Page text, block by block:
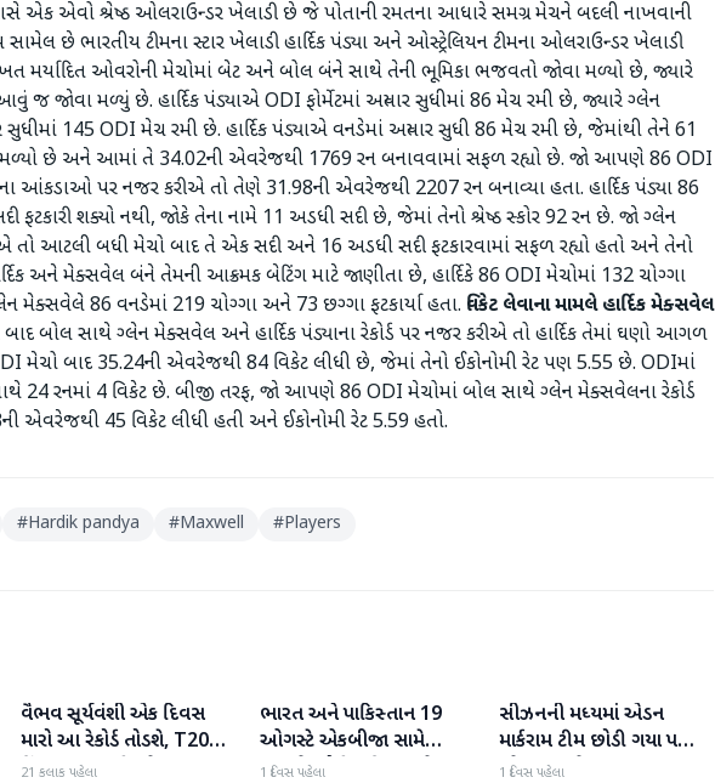
પાસે એક એવો શ્રેષ્ઠ ઓલરાઉન્ડર ખેલાડી છે જે પોતાની રમતના આધારે સમગ્ર મેચને બદલી નાખવાની
છે ભારતીય ટીમના સ્ટાર ખેલાડી હાર્દિક પંડ્યા અને ઓસ્ટ્રેલિયન ટીમના ઓલરાઉન્ડર ખેલાડી
મર્યાદિત ઓવરોની મેચોમાં બેટ અને બોલ બંને સાથે તેની ભૂમિકા ભજવતો જોવા મળ્યો છે, જ્યારે
જોવા મળ્યું છે. હાર્દિક પંડ્યાએ ODI ફોર્મેટમાં અત્યાર સુધીમાં 86 મેચ રમી છે, જ્યારે ગ્લેન
સુધીમાં 145 ODI મેચ રમી છે. હાર્દિક પંડ્યાએ વનડેમાં અત્યાર સુધી 86 મેચ રમી છે, જેમાંથી તેને 61
મળ્યો છે અને આમાં તે 34.02ની એવરેજથી 1769 રન બનાવવામાં સફળ રહ્યો છે. જો આપણે 86 ODI
આંકડાઓ પર નજર કરીએ તો તેણે 31.98ની એવરેજથી 2207 રન બનાવ્યા હતા. હાર્દિક પંડ્યા 86
શક્યો નથી, જોકે તેના નામે 11 અડધી સદી છે, જેમાં તેનો શ્રેષ્ઠ સ્કોર 92 રન છે. જો ગ્લેન
તો આટલી બધી મેચો બાદ તે એક સદી અને 16 અડધી સદી ફટકારવામાં સફળ રહ્યો હતો અને તેનો
અને મેક્સવેલ બંને તેમની આક્રમક બેટિંગ માટે જાણીતા છે, હાર્દિકે 86 ODI મેચોમાં 132 ચોગ્ગા
મેક્સવેલે 86 વનડેમાં 219 ચોગ્ગા અને 73 છગ્ગા ફટકાર્યા હતા. વિકેટ લેવાના મામલે હાર્દિક મેક્સવેલ
બોલ સાથે ગ્લેન મેક્સવેલ અને હાર્દિક પંડ્યાના રેકોર્ડ પર નજર કરીએ તો હાર્દિક તેમાં ઘણો આગળ
મેચો બાદ 35.24ની એવરેજથી 84 વિકેટ લીધી છે, જેમાં તેનો ઈકોનોમી રેટ પણ 5.55 છે. ODIમાં
સાથે 24 રનમાં 4 વિકેટ છે. બીજી તરફ, જો આપણે 86 ODI મેચોમાં બોલ સાથે ગ્લેન મેક્સવેલના રેકોર્ડ
એવરેજથી 45 વિકેટ લીધી હતી અને ઈકોનોમી રેટ 5.59 હતો.
#Hardik pandya #Maxwell #Players
રમતગમત
વૈભવ સૂર્યવંશી એક દિવસ
મારો આ રેકોર્ડ તોડશે, T20
કિંગ બન્યા પછી જોસ
21 કલાક પહેલા
રમતગમત
ભારત અને પાકિસ્તાન 19
ઓગસ્ટે એકબીજા સામે
ટકરાશે, હોકી વર્લ્ડ કપ માટે
1 દિવસ પહેલા
રમતગમત
સીઝનની મધ્યમાં એડન
માર્કરામ ટીમ છોડી ગયા પછી
જોસ બટલરે સુપર જાયન્ટ્સ
1 દિવસ પહેલા